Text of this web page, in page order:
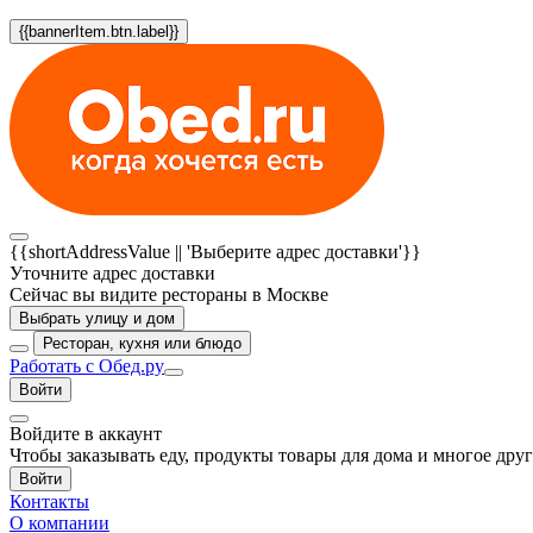
{{bannerItem.btn.label}}
{{shortAddressValue || 'Выберите адрес доставки'}}
Уточните адрес доставки
Сейчас вы видите рестораны в Москве
Выбрать улицу и дом
Ресторан, кухня или блюдо
Работать с Обед.ру
Войти
Войдите в аккаунт
Чтобы заказывать еду, продукты товары для дома и многое
Войти
Контакты
О компании